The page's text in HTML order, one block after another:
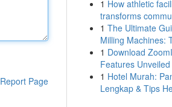
Report Page
1 How athletic
transforms
1 The Ultimate
Milling Machines:
1 Download
Features Unveiled
1 Hotel Murah:
Lengkap & Tips